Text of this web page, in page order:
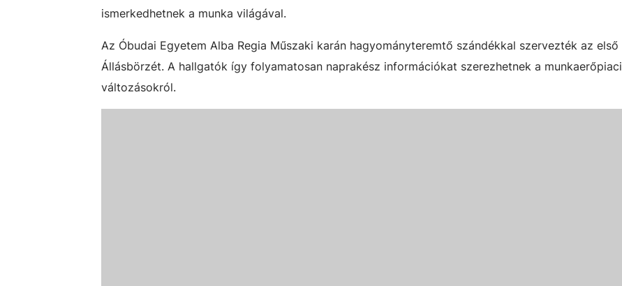
ismerkedhetnek a munka világával.
Az Óbudai Egyetem Alba Regia Műszaki karán hagyományteremtő szándékkal szervezték az első
Állásbörzét. A hallgatók így folyamatosan naprakész információkat szerezhetnek a munkaerőpiaci
változásokról.